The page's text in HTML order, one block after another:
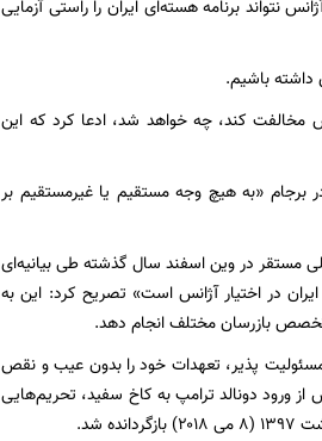
نتواند برنامه هسته‌ای ایران را راستی آزمایی
داشته باشیم.
مخالفت کند، چه خواهد شد، ادعا کرد که این
برجام «به هیچ وجه مستقیم یا غیرمستقیم بر
مستقر در وین اسفند سال گذشته طی بیانیه‌ای
برای جمهوری اسلامی ایران در اختیار آژانس است» تصریح کرد: این به
تخصص بازرسان مختلف انجام دهد.
به عنوان کشوری مسئولیت پذیر، تعهدات خود را بدون عیب و نقص
اما پس از ورود دونالد ترامپ به کاخ سفید، تحریم‌هایی